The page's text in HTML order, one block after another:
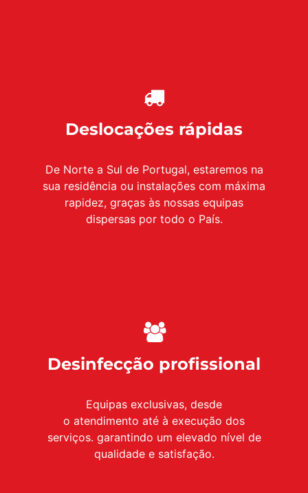
Deslocações rápidas
De Norte a Sul de Portugal, estaremos na
sua residência ou instalações com máxima
rapidez, graças às nossas equipas
dispersas por todo o País.
Desinfecção profissional
Equipas exclusivas, desde
o atendimento até à execução dos
serviços. garantindo um elevado nível de
qualidade e satisfação.